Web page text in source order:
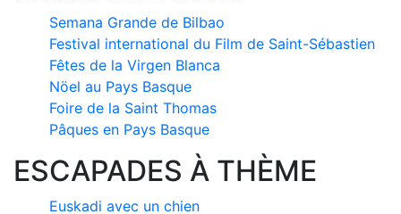
Semana Grande de Bilbao
Festival international du Film de Saint-Sébastien
Fêtes de la Virgen Blanca
Nöel au Pays Basque
Foire de la Saint Thomas
Pâques en Pays Basque
ESCAPADES À THÈME
Euskadi avec un chien